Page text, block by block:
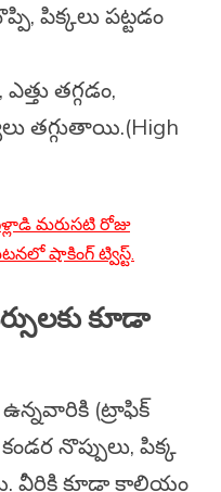
పిక్కలు పట్టడం
తగ్గడం,
తగ్గుతాయి.(High
మరుసటి రోజు
షాకింగ్ ట్విస్ట్.
కూడా
ఉన్నవారికి (ట్రాఫిక్
నొప్పులు, పిక్క
వీరికి కూడా కాల్షియం